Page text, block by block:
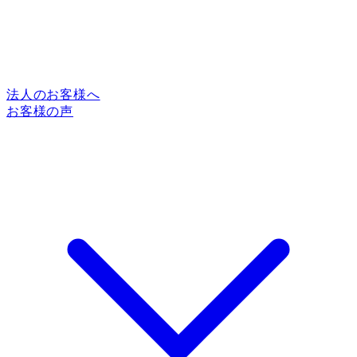
法人のお客様へ
お客様の声